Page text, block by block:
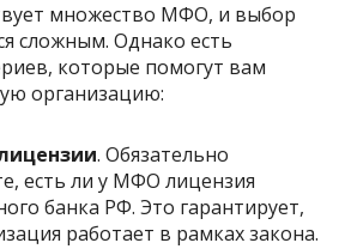
множество МФО, и выбор
сложным. Однако есть
которые помогут вам
организацию:
. Обязательно
есть ли у МФО лицензия
банка РФ. Это гарантирует,
работает в рамках закона.